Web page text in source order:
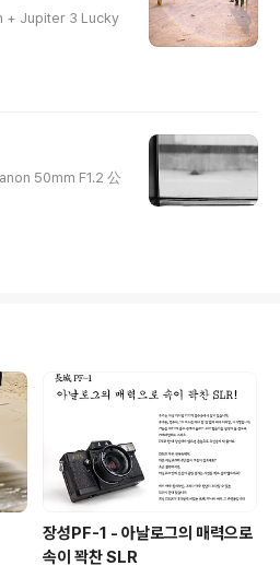
+ Jupiter 3 Lucky
50mm F1.2 公
장성PF-1 - 아날로그의 매력으로
속이 꽉찬 SLR